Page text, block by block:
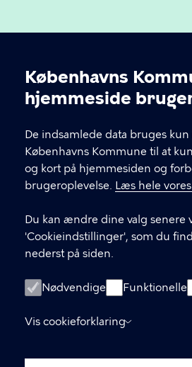
Københavns
hjemmeside
De indsamlede data bruges
Københavns Kommune til at
og kort på hjemmesiden og
brugeroplevelse. Læs hele
Du kan ændre dine valg senere
'Cookieindstillinger', som du
nederst på siden.
Nødvendige Funktionelle
Vis cookieforklaring
Københavns Kommune
KONTAKT
Rådhuspladsen 1, 1550
LINKS
Kontakt os